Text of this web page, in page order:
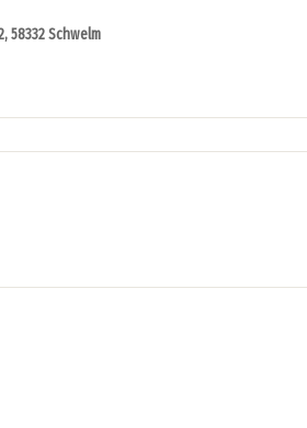
58332 Schwelm